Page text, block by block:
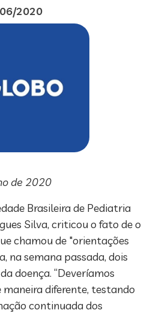
2020
de 2020
Brasileira de Pediatria
Silva, criticou o fato de o
chamou de "orientações
na semana passada, dois
doença. “Deveríamos
diferente, testando
continuada dos